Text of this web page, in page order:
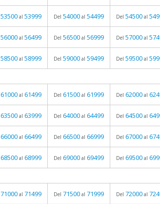
53500 al 53999 Del 54000 al 54499 Del 54500 al
56000 al 56499 Del 56500 al 56999 Del 57000 al
58500 al 58999 Del 59000 al 59499 Del 59500 al
61000 al 61499 Del 61500 al 61999 Del 62000 al
63500 al 63999 Del 64000 al 64499 Del 64500 al
66000 al 66499 Del 66500 al 66999 Del 67000 al
68500 al 68999 Del 69000 al 69499 Del 69500 al
71000 al 71499 Del 71500 al 71999 Del 72000 al